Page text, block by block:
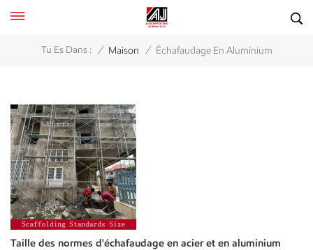
Tu Es Dans : / Maison / Échafaudage En Aluminium
Taille des normes d'échafaudage en acier et en aluminium